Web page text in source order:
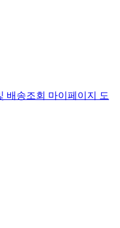
배송조회 마이페이지
도